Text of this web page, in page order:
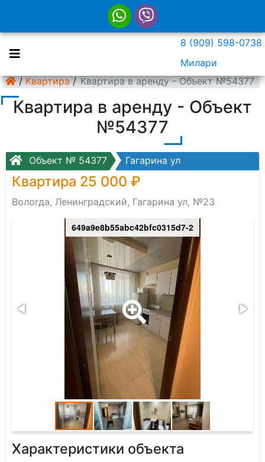
8 (909) 598-0738
Милари
/ Квартира / Квартира в аренду - Объект №54377
Квартира в аренду - Объект
№54377
Объект № 54377 Гагарина ул
Квартира 25 000 ₽
Вологда, Ленинградский, Гагарина ул, №23
649a9e8b55abc42bfc0315d7-2
Характеристики объекта